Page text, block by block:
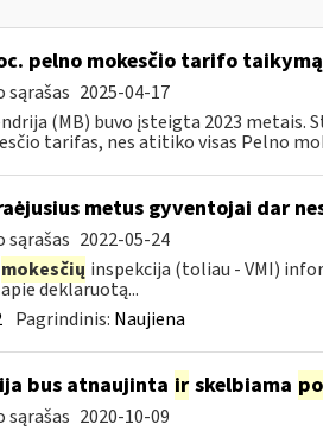
pelno mokesčio tarifo taikymą
sąrašas 2025-04-17
(MB) buvo įsteigta 2023 metais.
tarifas, nes atitiko visas Pelno
metus gyventojai dar
sąrašas 2022-05-24
mokesčių inspekcija (toliau - VMI)
deklaruotą...
Pagrindinis: Naujiena
bus atnaujinta irskelbiama po
sąrašas 2020-10-09